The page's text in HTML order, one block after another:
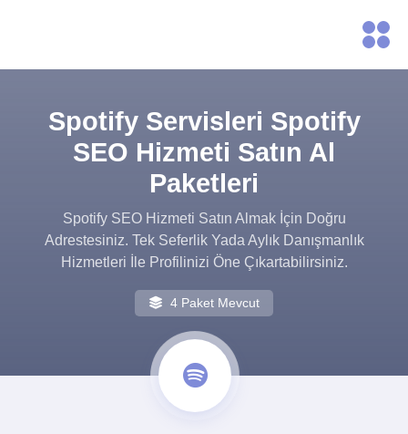
Spotify Servisleri Spotify
SEO Hizmeti Satın Al
Paketleri
Spotify SEO Hizmeti Satın Almak İçin Doğru
Adrestesiniz. Tek Seferlik Yada Aylık Danışmanlık
Hizmetleri İle Profilinizi Öne Çıkartabilirsiniz.
4 Paket Mevcut